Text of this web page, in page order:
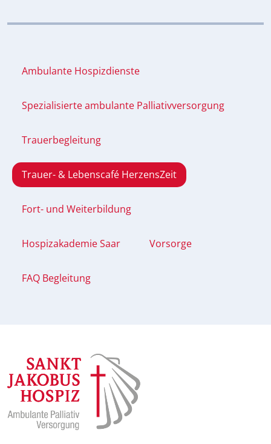
Ambulante Hospizdienste
Spezialisierte ambulante Palliativversorgung
Trauerbegleitung
Trauer- & Lebenscafé HerzensZeit
Fort- und Weiterbildung
Hospizakademie Saar Vorsorge
FAQ Begleitung